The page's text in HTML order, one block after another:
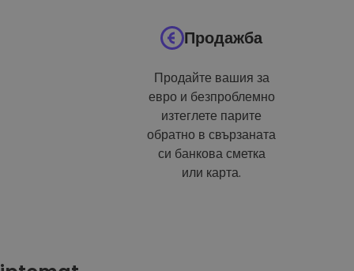
Продажба
Продайте вашия за
евро и безпроблемно
изтеглете парите
обратно в свързаната
си банкова сметка
или карта.